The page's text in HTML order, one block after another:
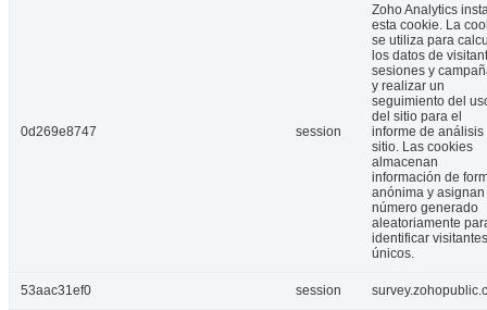
0d269e8747 session
Zoho Analytics
esta cookie. La
se utiliza para
los datos de
sesiones y
y realizar un
seguimiento del
del sitio para el
informe de análisis
sitio. Las cookies
almacenan
información de
anónima y
número generado
aleatoriamente
identificar visitantes
únicos.
53aac31ef0 session